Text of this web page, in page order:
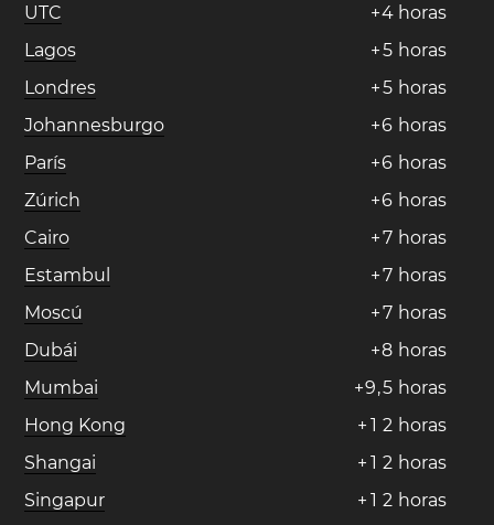
UTC
+4 horas
Lagos
+5 horas
Londres
+5 horas
Johannesburgo
+6 horas
París
+6 horas
Zúrich
+6 horas
Cairo
+7 horas
Estambul
+7 horas
Moscú
+7 horas
Dubái
+8 horas
Mumbai
+9,5 horas
Hong Kong
+ 1 2 horas
Shangai
+ 1 2 horas
Singapur
+ 1 2 horas